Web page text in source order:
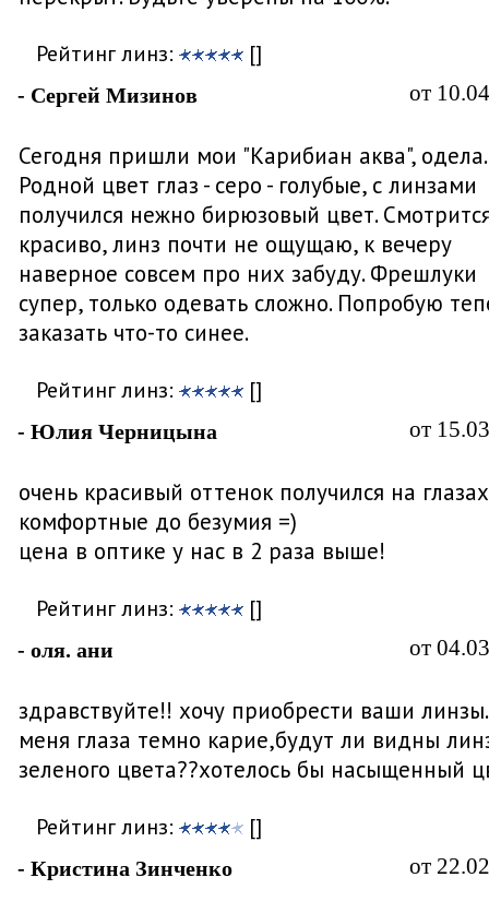
Рейтинг линз: []
- Сергей Мизинов от
Сегодня пришли мои "Карибиан аква",
Родной цвет глаз - серо - голубые, с линзами
получился нежно бирюзовый цвет.
красиво, линз почти не ощущаю, к вечеру
наверное совсем про них забуду. Фрешлуки
супер, только одевать сложно. Попробую
заказать что-то синее.
Рейтинг линз: []
- Юлия Черницына от
очень красивый оттенок получился на
комфортные до безумия =)
цена в оптике у нас в 2 раза выше!
Рейтинг линз: []
- оля. ани от
здравствуйте!! хочу приобрести ваши
меня глаза темно карие,будут ли видны
зеленого цвета??хотелось бы насыщенный
Рейтинг линз: []
- Кристина Зинченко от